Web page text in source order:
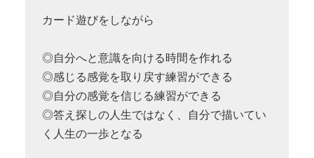
カード遊びをしながら
◎自分へと意識を向ける時間を作れる
◎感じる感覚を取り戻す練習ができる
◎自分の感覚を信じる練習ができる
◎答え探しの人生ではなく、自分で描いてい
く人生の一歩となる